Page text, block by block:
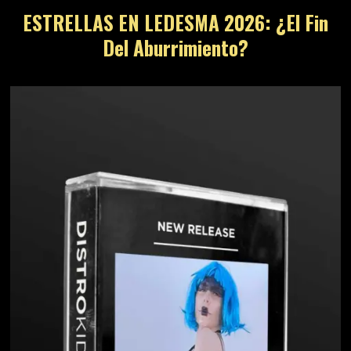
ESTRELLAS EN LEDESMA 2026: ¿El Fin
Del Aburrimiento?